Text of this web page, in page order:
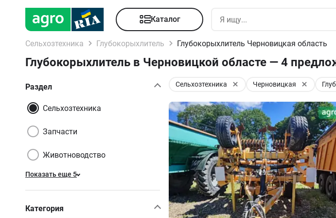
Каталог
Сельхозтехника Глубокорыхлитель Глубокорыхлитель Черновицкая область
Глубокорыхлитель в Черновицкой областе — 4
Раздел
Сельхозтехника
Запчасти
Животноводство
Показать еще 5
Категория
Сельхозтехника Черновицкая